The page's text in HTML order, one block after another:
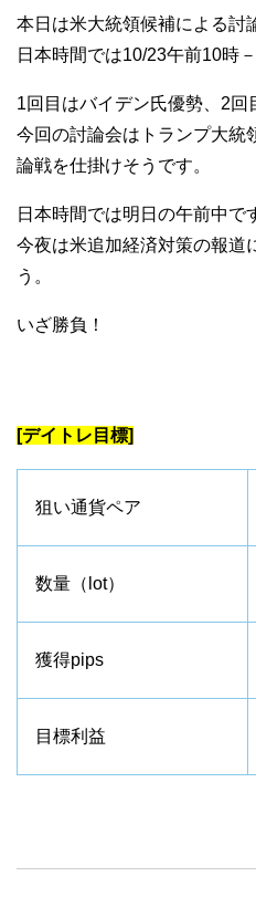
本日は米大統領候補による討
日本時間では10/23午前10時
1回目はバイデン氏優勢、2回
今回の討論会はトランプ大統
論戦を仕掛けそうです。
日本時間では明日の午前中で
今夜は米追加経済対策の報道
う。
いざ勝負！
[デイトレ目標]
狙い通貨ペア
数量（lot）
獲得pips
目標利益